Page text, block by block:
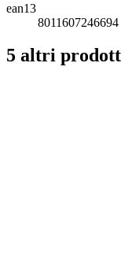
ean13
8011607246694
5 altri